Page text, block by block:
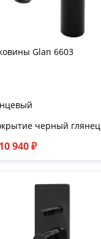
Glan 6603
черный глянец
10 940 ₽